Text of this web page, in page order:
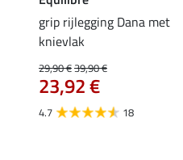
grip rijlegging Dana met
knievlak
29,90 €39,90 €
23,92 €
4.7 18